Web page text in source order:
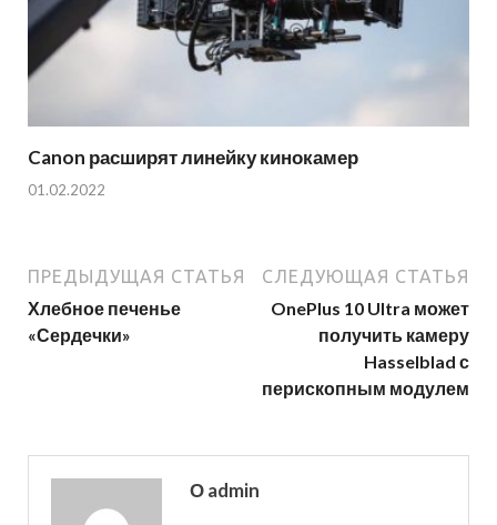
Canon расширят линейку кинокамер
01.02.2022
ПРЕДЫДУЩАЯ СТАТЬЯ
Хлебное печенье
«Сердечки»
СЛЕДУЮЩАЯ СТАТЬЯ
OnePlus 10 Ultra может
получить камеру
Hasselblad с
перископным модулем
О admin